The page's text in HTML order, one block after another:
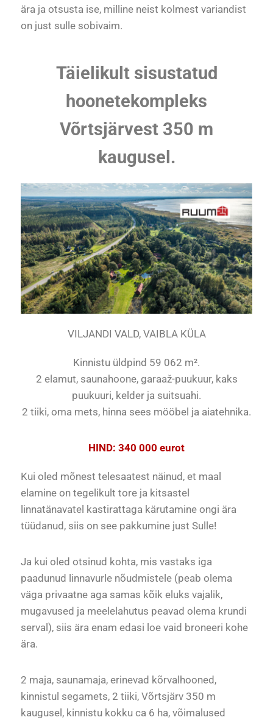
ära ja otsusta ise, milline neist kolmest variandist
on just sulle sobivaim.
Täielikult sisustatud
hoonetekompleks
Võrtsjärvest 350 m
kaugusel.
Kui oled mõnest telesaatest näinud, et maal
elamine on tegelikult tore ja kitsastel
linnatänavatel kastirattaga kärutamine ongi ära
tüüdanud, siis on see pakkumine just Sulle!
Ja kui oled otsinud kohta, mis vastaks iga
paadunud linnavurle nõudmistele (peab olema
väga privaatne aga samas kõik eluks vajalik,
mugavused ja meelelahutus peavad olema krundi
serval), siis ära enam edasi loe vaid broneeri kohe
ära.
2 maja, saunamaja, erinevad kõrvalhooned,
kinnistul segamets, 2 tiiki, Võrtsjärv 350 m
kaugusel, kinnistu kokku ca 6 ha, võimalused
VILJANDI VALD, VAIBLA KÜLA
Kinnistu üldpind 59 062 m².
2 elamut, saunahoone, garaaž-puukuur, kaks
puukuuri, kelder ja suitsuahi.
2 tiiki, oma mets, hinna sees mööbel ja aiatehnika.
HIND: 340 000 eurot